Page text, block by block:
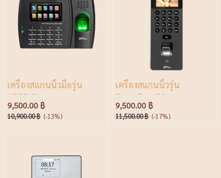
เครื่องสแกนนิ้วมือรุ่น
U300-C
9,500.00 ฿
10,900.00 ฿ (-13%)
เครื่องสแกนนิ้วรุ่น
SenseFace2A
9,500.00 ฿
11,500.00 ฿ (-17%)